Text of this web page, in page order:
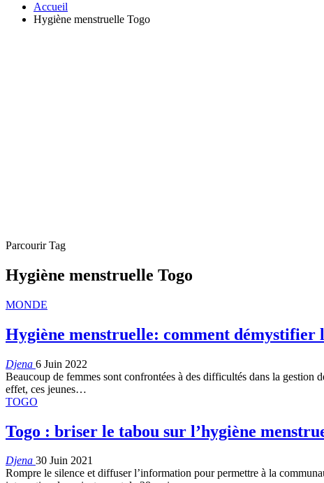
Accueil
Hygiène menstruelle Togo
Parcourir Tag
Hygiène menstruelle Togo
MONDE
Hygiène menstruelle: comment démystifier
Djena 6 Juin 2022
Beaucoup de femmes sont confrontées à des difficultés dans la
effet, ces jeunes…
TOGO
Togo : briser le tabou sur l’hygiène
Djena 30 Juin 2021
Rompre le silence et diffuser l’information pour permettre à la